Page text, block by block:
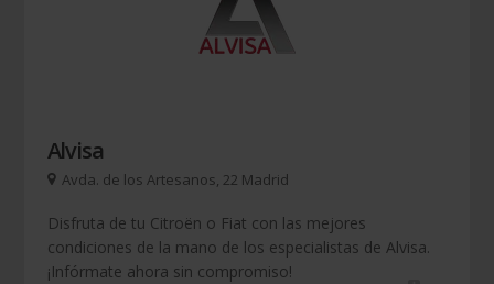
Alvisa
Avda. de los Artesanos, 22 Madrid
Disfruta de tu Citroën o Fiat con las mejores
condiciones de la mano de los especialistas de Alvisa.
¡Infórmate ahora sin compromiso!